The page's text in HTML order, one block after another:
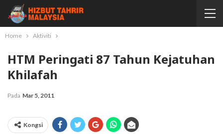
Home Aktiviti
HTM Peringati 87 Tahun Kejatuhan
Khilafah
Pada Mar 5, 2011
Kongsi